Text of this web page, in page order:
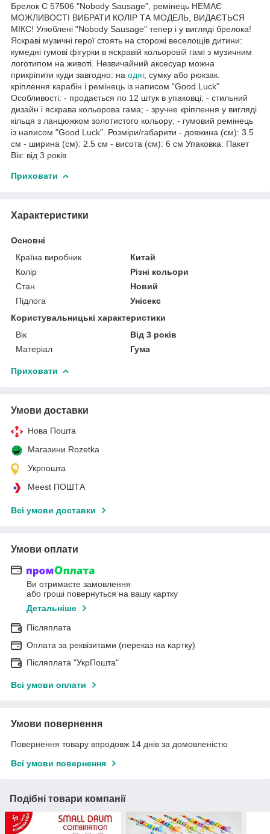
Брелок C 57506 "Nobody Sausage”, ремінець НЕМАЄ
МОЖЛИВОСТІ ВИБРАТИ КОЛІР ТА МОДЕЛЬ, ВИДАЄТЬСЯ
МІКС! Улюблені "Nobody Sausage" тепер і у вигляді брелока!
Яскраві музичні герої стоять на сторожі веселощів дитини:
кумедні гумові фігурки в яскравій кольоровій гамі з музичним
логотипом на животі. Незвичайний аксесуар можна
прикріпити куди завгодно: на одяг, сумку або рюкзак.
кріплення карабін і ремінець із написом "Good Luck".
Особливості: - продається по 12 штук в упаковці; - стильний
дизайн і яскрава кольорова гама; - зручне кріплення у вигляді
кільця з ланцюжком золотистого кольору; - гумовий ремінець
із написом "Good Luck". Розміри/габарити - довжина (см): 3.5
см - ширина (см): 2.5 см - висота (см): 6 см Упаковка: Пакет
Вік: від 3 років
Приховати
Характеристики
Основні
Країна виробник
Китай
Колір
Різні кольори
Стан
Новий
Підлога
Унісекс
Користувальницькі характеристики
Вік
Від 3 років
Матеріал
Гума
Приховати
Умови доставки
Нова Пошта
Магазини Rozetka
Укрпошта
Meest ПОШТА
Всі умови доставки
Умови оплати
Ви отримаєте замовлення
або гроші повернуться на вашу картку
Детальніше
Післяплата
Оплата за реквізитами (переказ на картку)
Післяплата "УкрПошта"
Всі умови оплати
Умови повернення
Повернення товару впродовж 14 днів за домовленістю
Всі умови повернення
Подібні товари компанії